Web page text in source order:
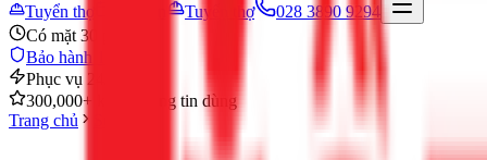
Tuyển thợ
Tuyển thợ
028 3890 9294
Có mặt 30 phút
Bảo hành 12 tháng
Phục vụ 24/7
300,000+ khách hàng tin dùng
Trang chủ